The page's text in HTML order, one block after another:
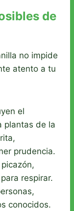
de
no impide
atento a tu
el
plantas de la
prudencia.
respirar.
conocidos.